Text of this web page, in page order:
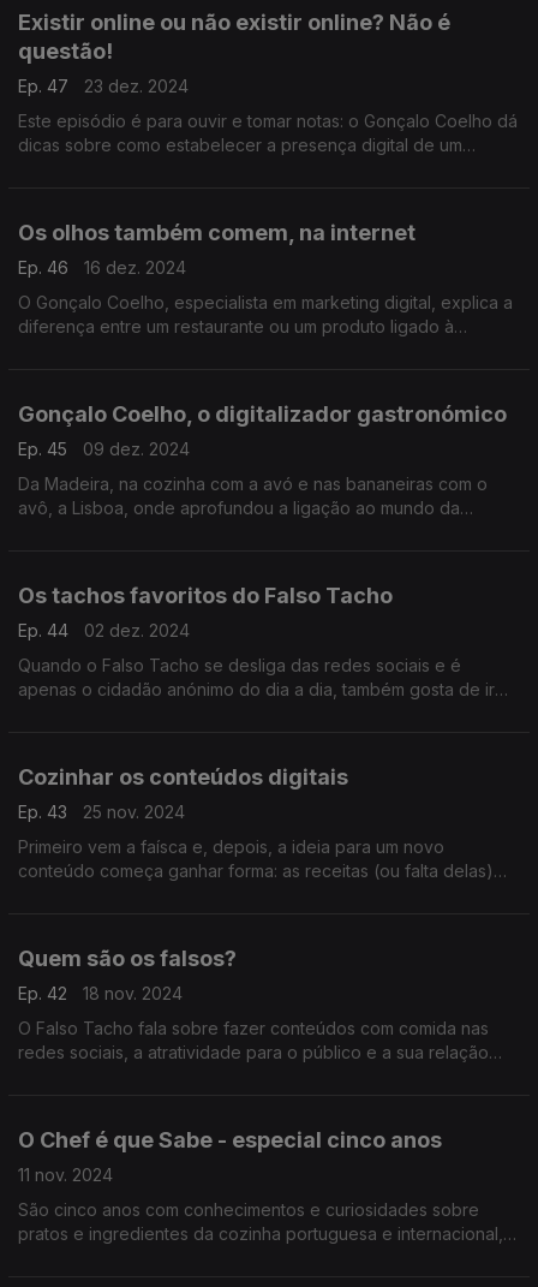
Existir online ou não existir online? Não é
questão!
Ep. 47
23 dez. 2024
Este episódio é para ouvir e tomar notas: o Gonçalo Coelho dá
dicas sobre como estabelecer a presença digital de um
Os olhos também comem, na internet
Ep. 46
16 dez. 2024
O Gonçalo Coelho, especialista em marketing digital, explica a
diferença entre um restaurante ou um produto ligado à
Gonçalo Coelho, o digitalizador gastronómico
Ep. 45
09 dez. 2024
Da Madeira, na cozinha com a avó e nas bananeiras com o
avô, a Lisboa, onde aprofundou a ligação ao mundo da
Os tachos favoritos do Falso Tacho
Ep. 44
02 dez. 2024
Quando o Falso Tacho se desliga das redes sociais e é
apenas o cidadão anónimo do dia a dia, também gosta de ir
Cozinhar os conteúdos digitais
Ep. 43
25 nov. 2024
Primeiro vem a faísca e, depois, a ideia para um novo
conteúdo começa ganhar forma: as receitas (ou falta delas)
Quem são os falsos?
Ep. 42
18 nov. 2024
O Falso Tacho fala sobre fazer conteúdos com comida nas
redes sociais, a atratividade para o público e a sua relação
O Chef é que Sabe - especial cinco anos
11 nov. 2024
São cinco anos com conhecimentos e curiosidades sobre
pratos e ingredientes da cozinha portuguesa e internacional, e